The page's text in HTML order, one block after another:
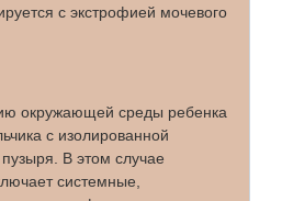
с экстрофией мочевого
окружающей среды ребенка
с изолированной
В этом случае
системные,